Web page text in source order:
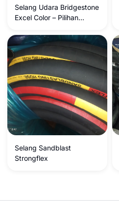
Selang Udara Bridgestone
Excel Color – Pilihan
dan Proyek Jawa Timur
Selang Sandblast
Strongflex